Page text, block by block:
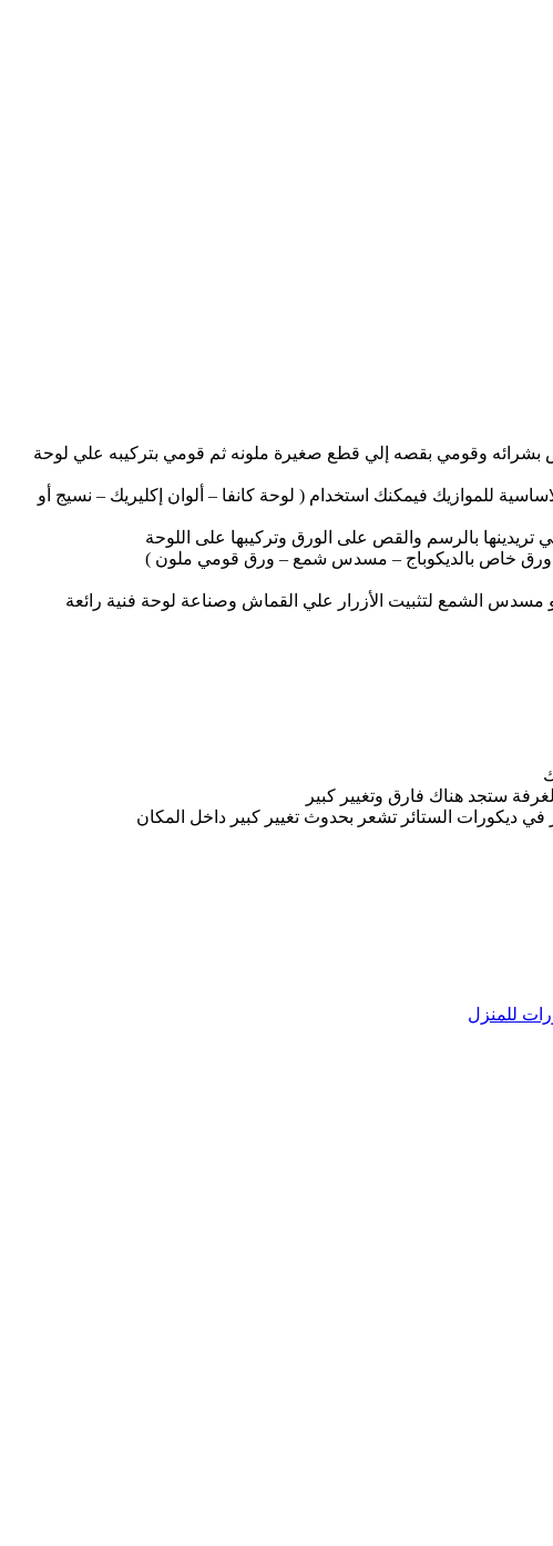
بشرائه وقومي بقصه إلي قطع صغيرة ملونه ثم قومي بتركيبه علي لوحة
للموازيك فيمكنك استخدام ( لوحة كانفا – ألوان إكليريك – نسيج أو
تريدينها بالرسم والقص على الورق وتركيبها على اللوحة
– ورق خاص بالديكوباج – مسدس شمع – ورق قومي ملون )
و مسدس الشمع لتثبيت الأزرار علي القماش وصناعة لوحة فنية رائعة
ستجد هناك فارق وتغيير كبير
في ديكورات الستائر تشعر بحدوث تغيير كبير داخل المكان
للمنزل